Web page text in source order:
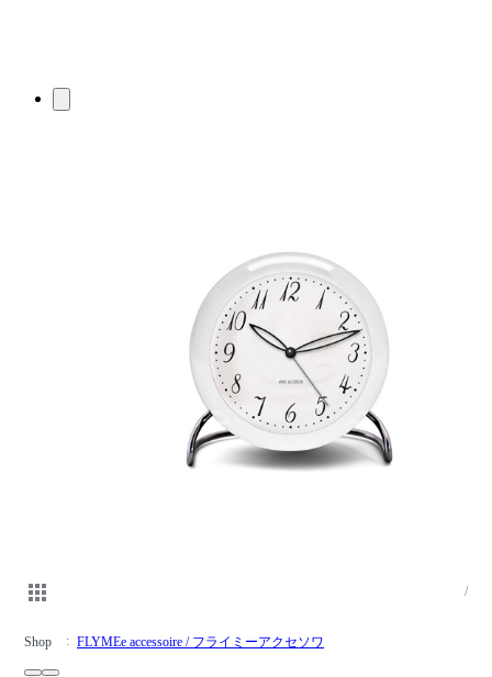
/
Shop FLYMEe accessoire / フライミーアクセソワ